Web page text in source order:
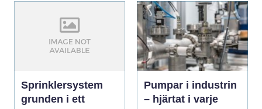
Sprinklersystem
grunden i ett
Pumpar i industrin
– hjärtat i varje